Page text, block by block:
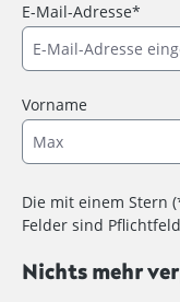
E-Mail-Adresse*
Vorname
Die mit einem Stern
Felder sind
Nichts mehr